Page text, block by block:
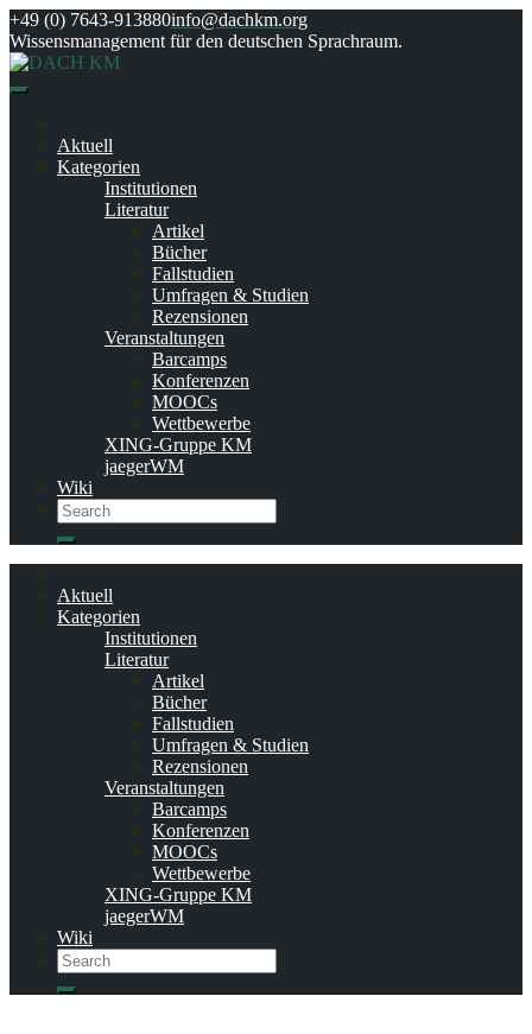
Skip
to
content
+49 (0) 7643-913880info@dachkm.org
Wissensmanagement für den deutschen Sprachraum.
Aktuell
Kategorien
Institutionen
Literatur
Artikel
Bücher
Fallstudien
Umfragen & Studien
Rezensionen
Veranstaltungen
Barcamps
Konferenzen
MOOCs
Wettbewerbe
XING-Gruppe KM
jaegerWM
Wiki
Search
Search
Aktuell
Kategorien
Institutionen
Literatur
Artikel
Bücher
Fallstudien
Umfragen & Studien
Rezensionen
Veranstaltungen
Barcamps
Konferenzen
MOOCs
Wettbewerbe
XING-Gruppe KM
jaegerWM
Wiki
Search
Search